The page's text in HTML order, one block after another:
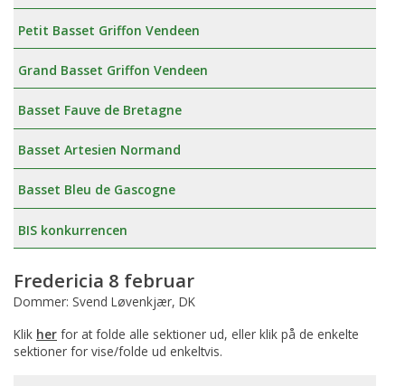
Petit Basset Griffon Vendeen
Grand Basset Griffon Vendeen
Basset Fauve de Bretagne
Basset Artesien Normand
Basset Bleu de Gascogne
BIS konkurrencen
Fredericia 8 februar
Dommer: Svend Løvenkjær, DK
Klik her for at folde alle sektioner ud, eller klik på de enkelte
sektioner for vise/folde ud enkeltvis.